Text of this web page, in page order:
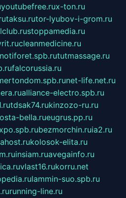
youtubefree.rux-ton.ru
taksu.rutor-lyubov-i-grom.ru
stoppamedia.ru
cleanmedicine.ru
tutmassage.ru
falcorussia.ru
net-life.net.ru
alliance-electro.spb.ru
tdsak74.rukinzozo-ru.ru
bella.rueugrus.pp.ru
bezmorchin.ruia2.ru
kolosok-elita.ru
insiam.ruavegainfo.ru
vlast16.rukorru.net
lammin-suo.spb.ru
running-line.ru